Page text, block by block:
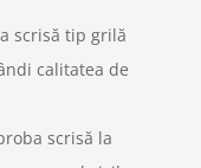
scrisă tip grilă
calitatea de
scrisă la